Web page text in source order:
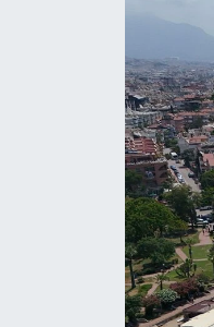
EĞİTİM
TURİZM
RÖPORTAJ
VİDEO HABERLER